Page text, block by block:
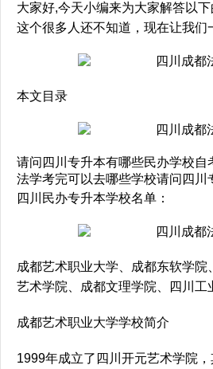
大家好,今天小编来为大家解答以
这个很多人还不知道，现在让我们
本文目录
请问四川专升本有哪些民办学校
法学考完可以去哪些学校请问四川
四川民办专升本学校名单：
成都艺术职业大学、成都东软学
艺术学院、成都文理学院、四川工
成都艺术职业大学学校简介
1999年成立了四川开元艺术学院